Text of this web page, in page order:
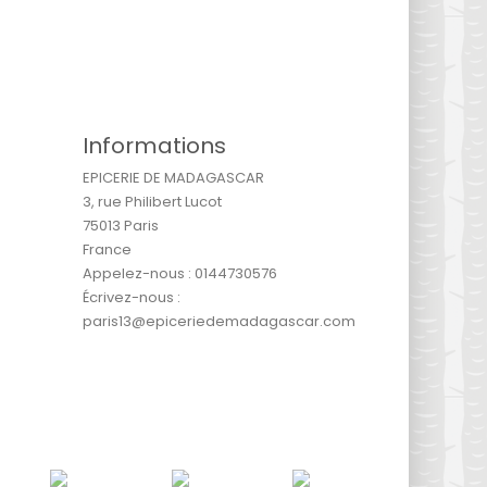
Informations
EPICERIE DE MADAGASCAR
3, rue Philibert Lucot
75013 Paris
France
Appelez-nous : 0144730576
Écrivez-nous :
paris13@epiceriedemadagascar.com